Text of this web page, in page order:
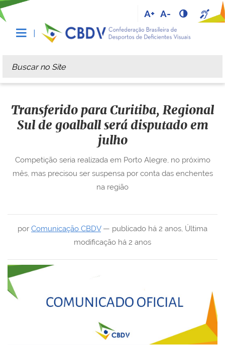
A+ A-
Busca
Busca Avançada…
Transferido para Curitiba, Regional
Sul de goalball será disputado em
julho
por Comunicação CBDV— publicado há 2 anos, Última
modificação há 2 anos
Competição seria realizada em Porto Alegre, no próximo
mês, mas precisou ser suspensa por conta das enchentes
na região